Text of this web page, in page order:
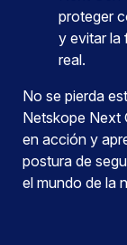
proteger
y evitar la
real.
No se pierda
Netskope Next
en acción y
postura de
el mundo de la